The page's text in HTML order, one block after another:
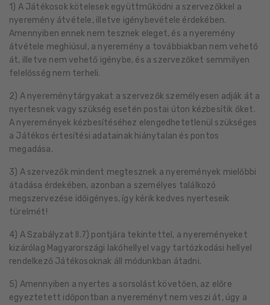
1) A Játékosok kötelesek együttműködni a szervezőkkel a
nyeremény átvétele, illetve igénybevétele érdekében.
Amennyiben ennek nem tesznek eleget, és a nyeremény
átvétele meghiúsul, a nyeremény a továbbiakban nem vehető
át, illetve nem vehető igénybe, és a szervezőket semmilyen
felelősség nem terheli.
2) A nyereménytárgyakat a szervezők személyesen adják át a
nyertesnek vagy szükség esetén postai úton kézbesítik őket.
A nyeremények kézbesítéséhez elengedhetetlenül szükséges
a Játékos értesítési adatainak hiánytalan és pontos
megadása.
3) A szervezők mindent megtesznek a nyeremények mielőbbi
átadása érdekében, azonban a személyes találkozó
megszervezése időigényes, így kérik kedves nyerteseik
türelmét!
4) A Szabályzat II.7) pontjára tekintettel, a nyereményeket
kizárólag Magyarországi lakóhellyel vagy tartózkodási hellyel
rendelkező Játékosoknak áll módunkban átadni.
5) Amennyiben a nyertes a sorsolást követően, az előre
egyeztetett időpontban a nyereményt nem veszi át, úgy a